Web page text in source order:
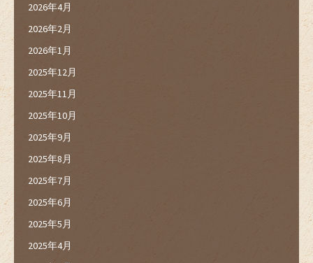
2026年4月
2026年2月
2026年1月
2025年12月
2025年11月
2025年10月
2025年9月
2025年8月
2025年7月
2025年6月
2025年5月
2025年4月